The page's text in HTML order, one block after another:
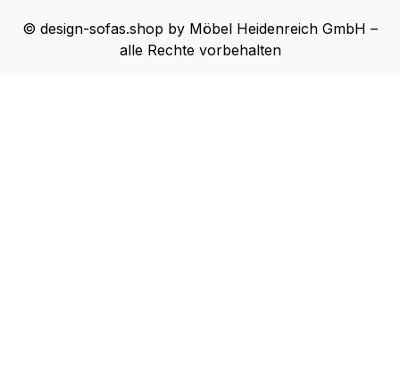
© design-sofas.shop by Möbel Heidenreich GmbH –
alle Rechte vorbehalten